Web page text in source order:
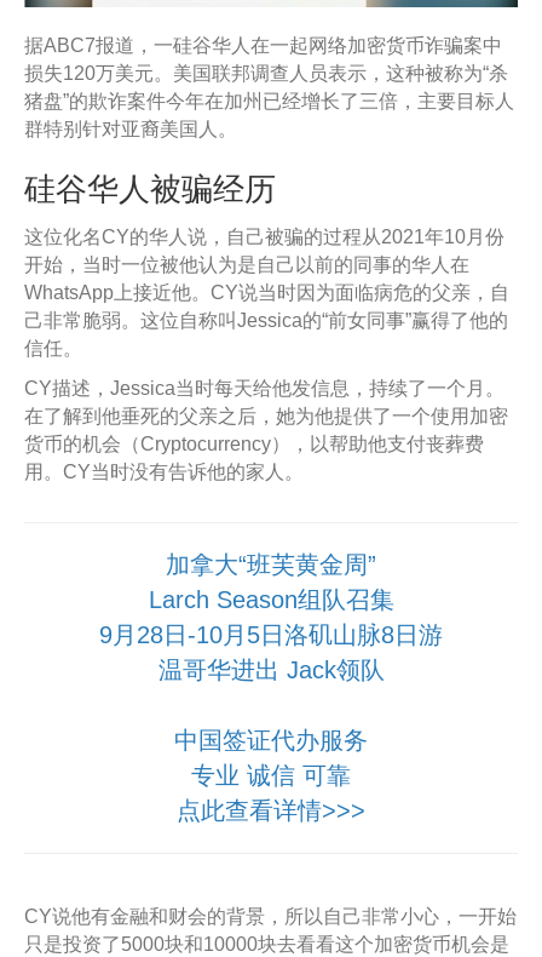
据ABC7报道，一硅谷华人在一起网络加密货币诈骗案中
损失120万美元。美国联邦调查人员表示，这种被称为“杀
猪盘”的欺诈案件今年在加州已经增长了三倍，主要目标人
群特别针对亚裔美国人。
硅谷华人被骗经历
这位化名CY的华人说，自己被骗的过程从2021年10月份
开始，当时一位被他认为是自己以前的同事的华人在
WhatsApp上接近他。CY说当时因为面临病危的父亲，自
己非常脆弱。这位自称叫Jessica的“前女同事”赢得了他的
信任。
CY描述，Jessica当时每天给他发信息，持续了一个月。
在了解到他垂死的父亲之后，她为他提供了一个使用加密
货币的机会（Cryptocurrency），以帮助他支付丧葬费
用。CY当时没有告诉他的家人。
加拿大“班芙黄金周”
Larch Season组队召集
9月28日-10月5日洛矶山脉8日游
温哥华进出 Jack领队
中国签证代办服务
专业 诚信 可靠
点此查看详情>>>
CY说他有金融和财会的背景，所以自己非常小心，一开始
只是投资了5000块和10000块去看看这个加密货币机会是